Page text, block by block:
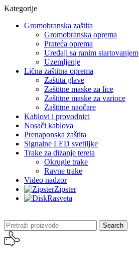
Kategorije
Gromobranska zaštita
Gromobranska oprema
Prateća oprema
Uređaji sa ranim startovanjem
Uzemljenje
Lična zaštitna oprema
Zaštita glave
Zaštitne maske za lice
Zaštitne maske za varioce
Zaštitne naočare
Kablovi i provodnici
Nosači kablova
Prenaponska zaštita
Signalne LED svetiljke
Trake za dizanje tereta
Okrugle trake
Ravne trake
Video nadzor
Zipster
Rasveta
Search